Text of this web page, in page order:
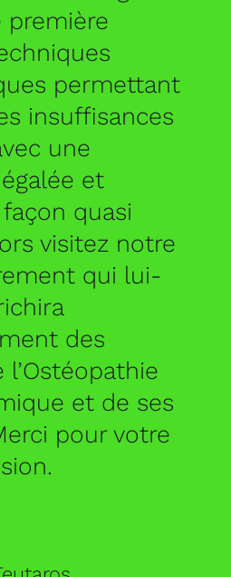
première
permettant
insuffisances
une
et
quasi
visitez notre
qui lui-
des
et de ses
pour votre